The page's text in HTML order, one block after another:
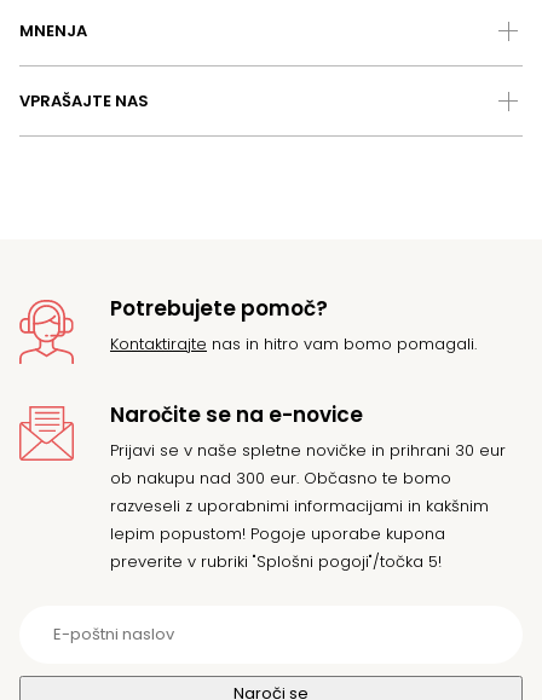
MNENJA
VPRAŠAJTE NAS
Potrebujete pomoč?
Kontaktirajte nas in hitro vam bomo pomagali.
Naročite se na e-novice
Prijavi se v naše spletne novičke in prihrani 30 eur
ob nakupu nad 300 eur. Občasno te bomo
razveseli z uporabnimi informacijami in kakšnim
lepim popustom! Pogoje uporabe kupona
preverite v rubriki "Splošni pogoji"/točka 5!